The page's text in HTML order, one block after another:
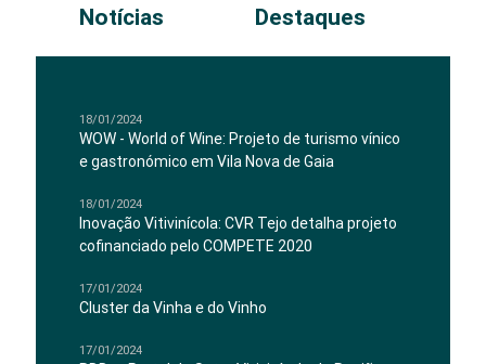
Notícias Destaques
18/01/2024
WOW - World of Wine: Projeto de turismo vínico
e gastronómico em Vila Nova de Gaia
18/01/2024
Inovação Vitivinícola: CVR Tejo detalha projeto
cofinanciado pelo COMPETE 2020
17/01/2024
Cluster da Vinha e do Vinho
17/01/2024